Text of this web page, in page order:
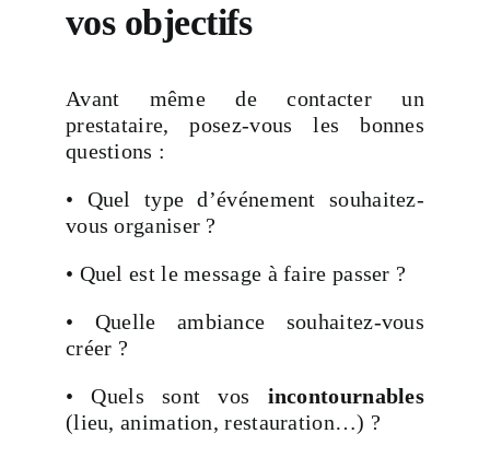
vos objectifs
Avant même de contacter un
prestataire, posez-vous les bonnes
questions :
• Quel type d’événement souhaitez-
vous organiser ?
• Quel est le message à faire passer ?
• Quelle ambiance souhaitez-vous
créer ?
• Quels sont vos incontournables
(lieu, animation, restauration…) ?